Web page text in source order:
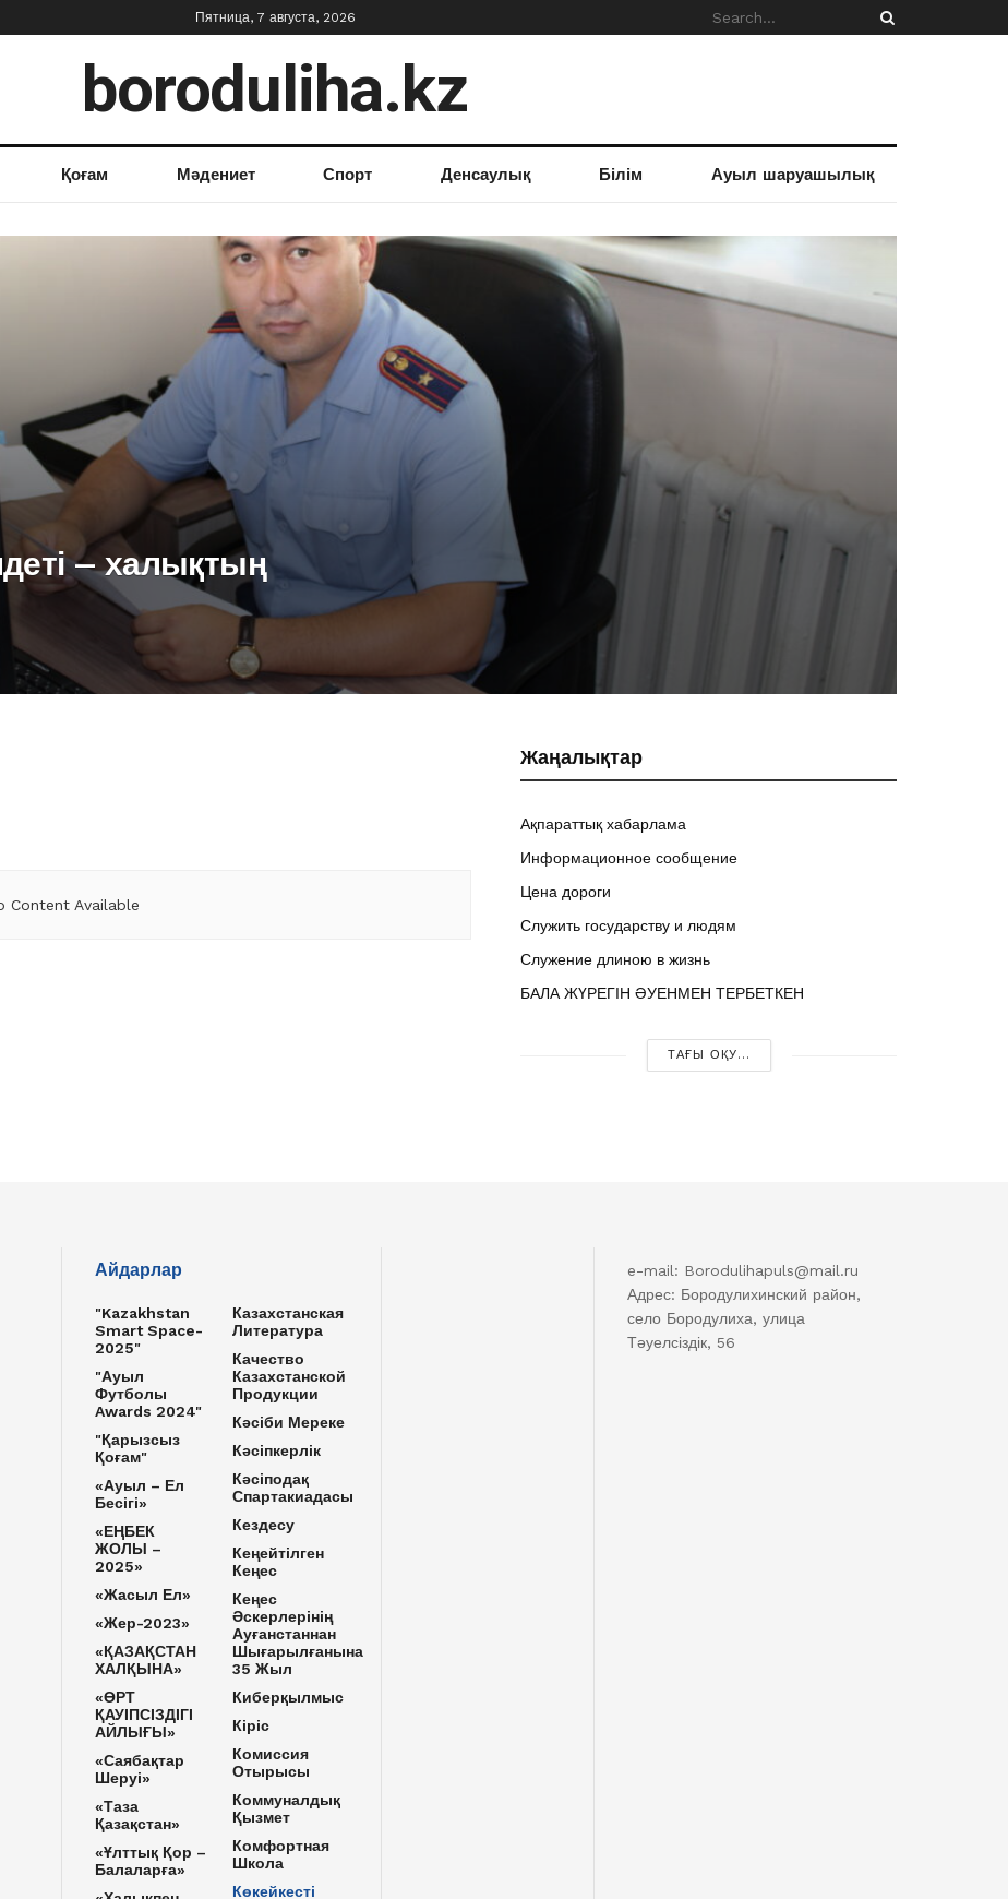
Пятница, 7 августа, 2026
boroduliha.kz
Қоғам Мәдениет Спорт Денсаулық Білім Ауыл шаруашылық
– халықтың
Content Available
Жаңалықтар
Ақпараттық хабарлама
Информационное сообщение
Цена дороги
Служить государству и людям
Служение длиною в жизнь
БАЛА ЖҮРЕГІН ӘУЕНМЕН ТЕРБЕТКЕН
ТАҒЫ ОҚУ...
Айдарлар
"Kazakhstan
Smart Space-
2025"
"Ауыл
Футболы
Awards 2024"
"Қарызсыз
Қоғам"
«Ауыл – Ел
Бесігі»
«ЕҢБЕК
ЖОЛЫ –
2025»
«Жасыл Ел»
«Жер-2023»
«ҚАЗАҚСТАН
ХАЛҚЫНА»
«ӨРТ
ҚАУІПСІЗДІГІ
АЙЛЫҒЫ»
«Саябақтар
Шеруі»
«Таза
Қазақстан»
«Ұлттық Қор –
Балаларға»
Казахстанская
Литература
Качество
Казахстанской
Продукции
Кәсіби Мереке
Кәсіпкерлік
Кәсіподақ
Спартакиадасы
Кездесу
Кеңейтілген
Кеңес
Кеңес
Әскерлерінің
Ауғанстаннан
Шығарылғанына
35 Жыл
Киберқылмыс
Кіріс
Комиссия
Отырысы
Коммуналдық
Қызмет
Комфортная
Школа
Көкейкесті
e-mail: Borodulihapuls@mail.ru
Адрес: Бородулихинский район,
село Бородулиха, улица
Тәуелсіздік, 56